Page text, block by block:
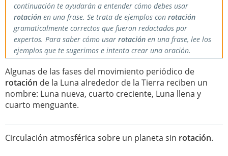
continuación te ayudarán a entender cómo debes usar
rotación en una frase. Se trata de ejemplos con rotación
gramaticalmente correctos que fueron redactados por
expertos. Para saber cómo usar rotación en una frase, lee los
ejemplos que te sugerimos e intenta crear una oración.
Algunas de las fases del movimiento periódico de
rotación de la Luna alrededor de la Tierra reciben un
nombre: Luna nueva, cuarto creciente, Luna llena y
cuarto menguante.
Circulación atmosférica sobre un planeta sin rotación.